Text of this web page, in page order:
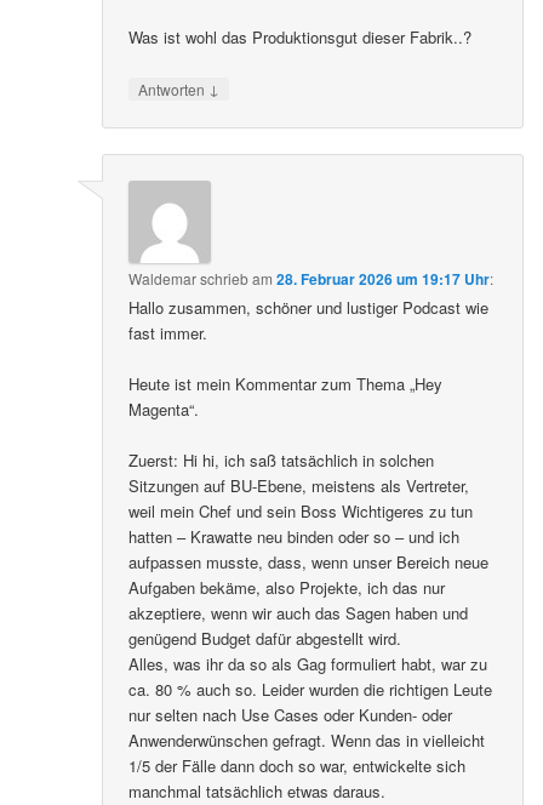
Was ist wohl das Produktionsgut dieser Fabrik..?
Antworten ↓
Waldemarschriebam28. Februar 2026 um 19:17 Uhr:
Hallo zusammen, schöner und lustiger Podcast wie
fast immer.
Heute ist mein Kommentar zum Thema „Hey
Magenta“.
Zuerst: Hi hi, ich saß tatsächlich in solchen
Sitzungen auf BU-Ebene, meistens als Vertreter,
weil mein Chef und sein Boss Wichtigeres zu tun
hatten – Krawatte neu binden oder so – und ich
aufpassen musste, dass, wenn unser Bereich neue
Aufgaben bekäme, also Projekte, ich das nur
akzeptiere, wenn wir auch das Sagen haben und
genügend Budget dafür abgestellt wird.
Alles, was ihr da so als Gag formuliert habt, war zu
ca. 80 % auch so. Leider wurden die richtigen Leute
nur selten nach Use Cases oder Kunden- oder
Anwenderwünschen gefragt. Wenn das in vielleicht
1/5 der Fälle dann doch so war, entwickelte sich
manchmal tatsächlich etwas daraus.